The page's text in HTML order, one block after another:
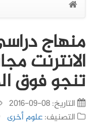
منهاج
الانترنت
تنجو فوق
التاريخ:08-09-2016
التصنيف:علوم أخرى